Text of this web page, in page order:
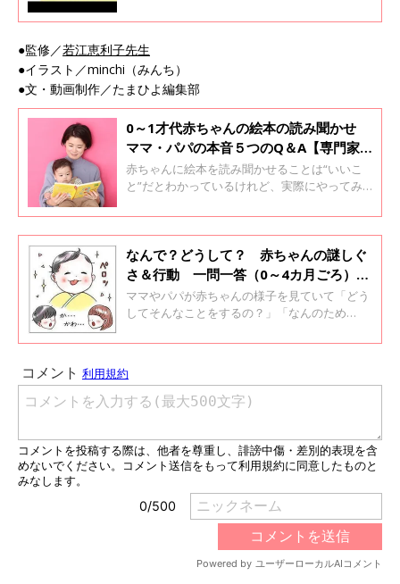
うして？」「なんのために？」と思うことも多
いようです。 そんな赤ちゃんの“謎”しぐさ＆行
動を集めて、理由を探りました。 若江恵利子先
生にお聞きしました。
●監修／若江恵利子先生
●イラスト／minchi（みんち）
●文・動画制作／たまひよ編集部
0～1才代赤ちゃんの絵本の読み聞かせ
ママ・パパの本音５つのQ＆A【専門家
監修】
赤ちゃんに絵本を読み聞かせることは“いいこ
と”だとわかっているけれど、実際にやってみ
わからないのに意味あるの？」「どんなふうに
読んであげるのがいいんだろう？」とわからな
いことがいっぱい。そこで、ひよこクラブに寄
せられた0～1才代赤ちゃんがいるママ・パパか
らの「絵本の読み聞かせ」に関する疑問につい
て、保育学・幼児教育学専門家の金元あゆみ先
生に聞きました。
なんで？どうして？ 赤ちゃんの謎しぐ
さ＆行動 一問一答（0～4カ月ごろ）
【小児科医】
ママやパパが赤ちゃんの様子を見ていて「どう
してそんなことをするの？」「なんのため
なことはありませんか。そんな赤ちゃんの気に
恵利子先生に聞きました。ねんねのころ（0～4
カ月ごろ）の謎しぐさ・行動8つについてで
す。